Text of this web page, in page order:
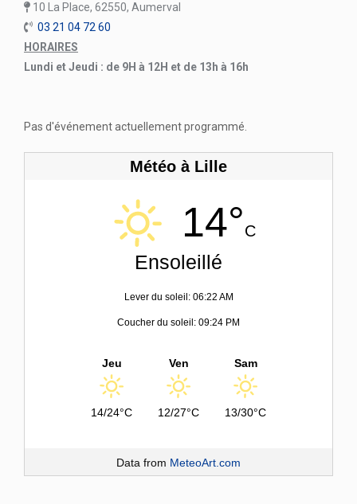
10 La Place, 62550, Aumerval
03 21 04 72 60
HORAIRES
Lundi et Jeudi : de 9H à 12H et de 13h à 16h
Pas d'événement actuellement programmé.
Météo à Lille
14°C
Ensoleillé
Lever du soleil: 06:22 AM
Coucher du soleil: 09:24 PM
Jeu
14/24°C
Ven
12/27°C
Sam
13/30°C
Data from MeteoArt.com